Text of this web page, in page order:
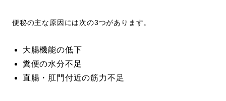
便秘の主な原因には次の3つがあります。
大腸機能の低下
糞便の水分不足
直腸・肛門付近の筋力不足